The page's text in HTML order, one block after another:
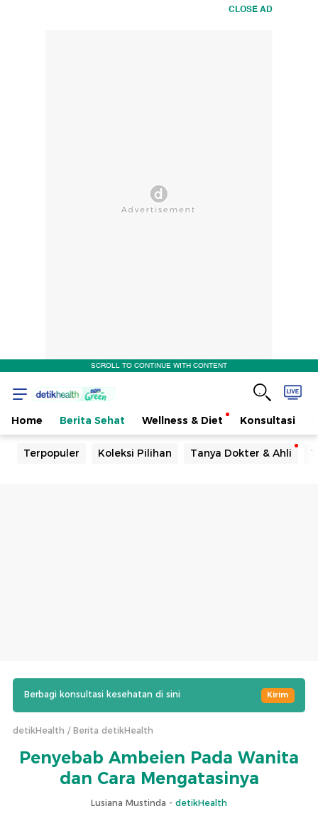
CLOSE AD
SCROLL TO CONTINUE WITH CONTENT
Home Berita Sehat Wellness & Diet Konsultasi
Terpopuler Koleksi Pilihan Tanya Dokter & Ahli
Berbagi konsultasi kesehatan di sini Kirim
detikHealth Berita detikHealth
Penyebab Ambeien Pada Wanita
dan Cara Mengatasinya
Lusiana Mustinda - detikHealth